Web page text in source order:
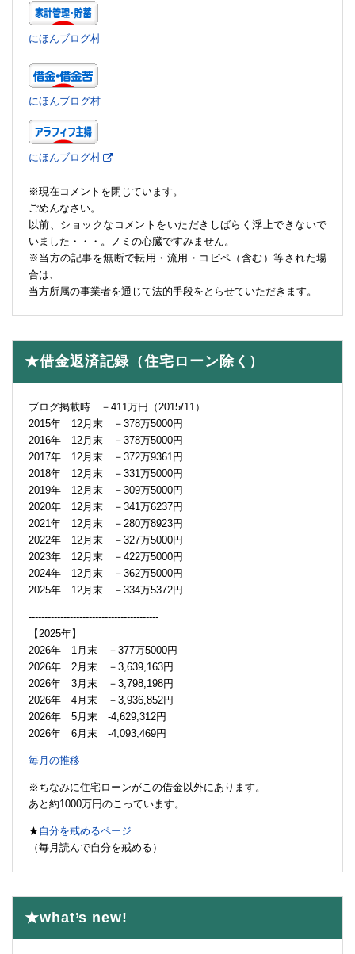
にほんブログ村
にほんブログ村
にほんブログ村
※現在コメントを閉じています。
ごめんなさい。
以前、ショックなコメントをいただきしばらく浮上できないで
いました・・・。ノミの心臓ですみません。
※当方の記事を無断で転用・流用・コピペ（含む）等された場
合は、
当方所属の事業者を通じて法的手段をとらせていただきます。
★借金返済記録（住宅ローン除く）
ブログ掲載時 －411万円（2015/11）
2015年 12月末 －378万5000円
2016年 12月末 －378万5000円
2017年 12月末 －372万9361円
2018年 12月末 －331万5000円
2019年 12月末 －309万5000円
2020年 12月末 －341万6237円
2021年 12月末 －280万8923円
2022年 12月末 －327万5000円
2023年 12月末 －422万5000円
2024年 12月末 －362万5000円
2025年 12月末 －334万5372円
-----------------------------------------
【2025年】
2026年 1月末 －377万5000円
2026年 2月末 －3,639,163円
2026年 3月末 －3,798,198円
2026年 4月末 －3,936,852円
2026年 5月末 -4,629,312円
2026年 6月末 -4,093,469円
毎月の推移
※ちなみに住宅ローンがこの借金以外にあります。
あと約1000万円のこっています。
★自分を戒めるページ
（毎月読んで自分を戒める）
★what’s new!